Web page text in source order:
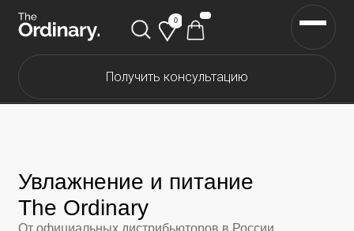
The Ordinary
От официальных дистрибьюторов в России
Каталог The Ordinary
Скидки